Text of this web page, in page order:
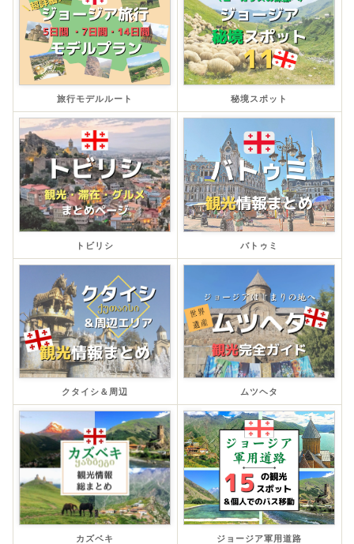
旅行モデルルート 秘境スポット
トビリシ バトゥミ
クタイシ＆周辺 ムツヘタ
カズベキ ジョージア軍用道路